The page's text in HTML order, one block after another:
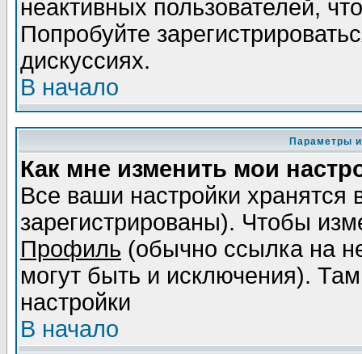
неактивных пользователей,
Попробуйте
дискуссиях.
В начало
Параметры
Как мне изменить мои
Все ваши настройки
зарегистрированы). Чтобы
Профиль (обычно ссылка на
могут быть и исключения).
настройки
В начало